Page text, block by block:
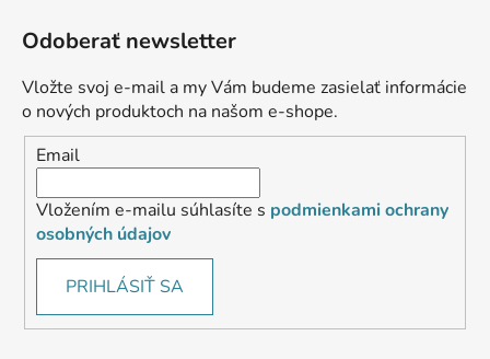
Odoberať newsletter
Vložte svoj e-mail a my Vám budeme zasielať informácie
o nových produktoch na našom e-shope.
Email
Vložením e-mailu súhlasíte s podmienkami ochrany
osobných údajov
PRIHLÁSIŤ SA